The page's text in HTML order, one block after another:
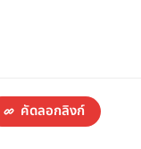
คัดลอกลิงก์